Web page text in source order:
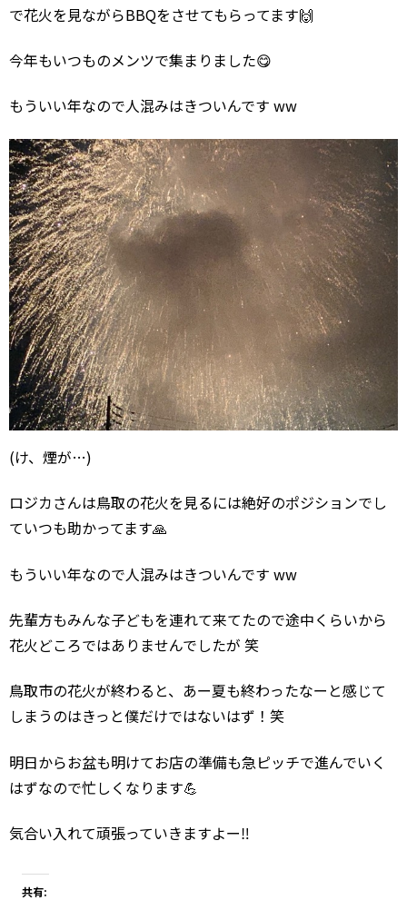
で花火を見ながらBBQをさせてもらってます🙌
今年もいつものメンツで集まりました😋
もういい年なので人混みはきついんです ww
(け、煙が…)
ロジカさんは鳥取の花火を見るには絶好のポジションでし
ていつも助かってます🙏
もういい年なので人混みはきついんです ww
先輩方もみんな子どもを連れて来てたので途中くらいから
花火どころではありませんでしたが 笑
鳥取市の花火が終わると、あー夏も終わったなーと感じて
しまうのはきっと僕だけではないはず！笑
明日からお盆も明けてお店の準備も急ピッチで進んでいく
はずなので忙しくなります💪
気合い入れて頑張っていきますよー‼️
共有: